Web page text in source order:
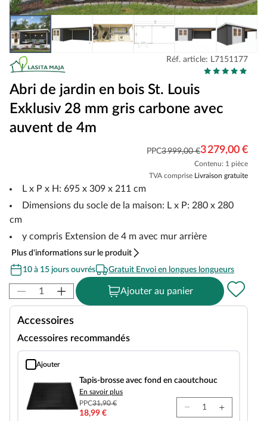
Réf. article: L7151177
Abri de jardin en bois St. Louis
Exklusiv 28 mm gris carbone avec
auvent de 4m
PPC3 999,00 €3 279,00 €
Contenu: 1 pièce
TVA comprise Livraison gratuite
L x P x H: 695 x 309 x 211 cm
Dimensions du socle de la maison: L x P: 280 x 280
cm
y compris Extension de 4 m avec mur arrière
Plus d'informations sur le produit
10 à 15 jours ouvrés
Gratuit Envoi en longues longueurs
Ajouter au panier
Accessoires
Accessoires recommandés
Ajouter
Tapis-brosse avec fond en caoutchouc
Tapis-brosse avec fond en caoutchouc
En savoir plus
PPC31,90 €
18,99 €